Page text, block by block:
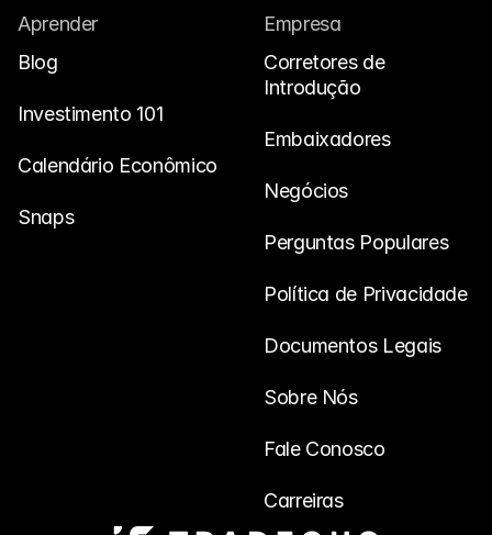
Aprender
Blog
Investimento 101
Calendário Econômico
Snaps
Empresa
Corretores de
Introdução
Embaixadores
Negócios
Perguntas Populares
Política de Privacidade
Documentos Legais
Sobre Nós
Fale Conosco
Carreiras